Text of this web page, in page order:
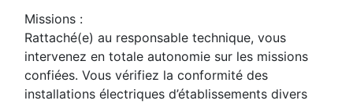
Missions :
Rattaché(e) au responsable technique, vous
intervenez en totale autonomie sur les missions
confiées. Vous vérifiez la conformité des
installations électriques d’établissements divers